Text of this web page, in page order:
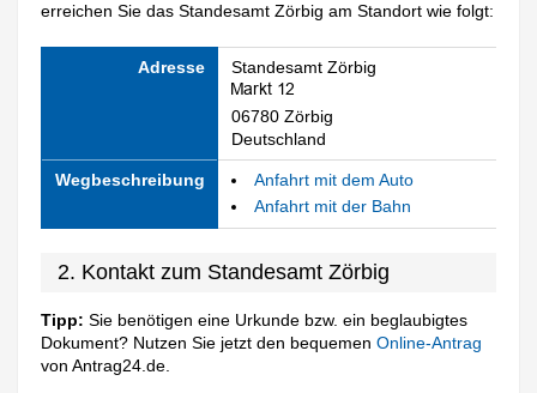
erreichen Sie das Standesamt Zörbig am Standort wie folgt:
Adresse Standesamt Zörbig
06780 Zörbig
Deutschland
Wegbeschreibung
Anfahrt mit dem Auto
Anfahrt mit der Bahn
2. Kontakt zum Standesamt Zörbig
Tipp: Sie benötigen eine Urkunde bzw. ein beglaubigtes
Dokument? Nutzen Sie jetzt den bequemenOnline-Antrag
von Antrag24.de.